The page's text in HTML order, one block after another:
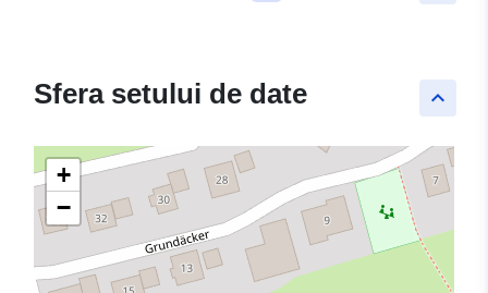
keyboard_arrow_up
Sfera setului de date
+
−